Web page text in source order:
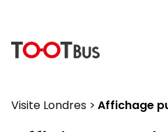
Visite Londres Affichage